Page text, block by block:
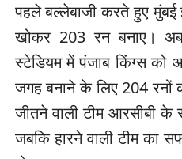
पहले बल्लेबाजी करते हुए
खोकर 203 रन बनाए।
स्टेडियम में पंजाब किंग्स
जगह बनाने के लिए 204 रनों
जीतने वाली टीम आरसीबी
जबकि हारने वाली टीम का